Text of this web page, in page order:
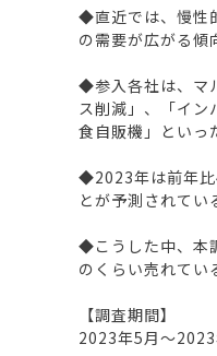
◆直近では、慢性
の需要が広がる傾
◆参入各社は、マ
ス削減」、「イ
食自販機」といっ
◆2023年は前年比
とが予測されてい
◆こうした中、本
のくらい売れてい
【調査期間】
2023年5月～